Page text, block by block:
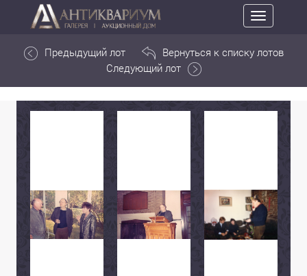
Toggle
navigation
Предыдущий лот
Вернуться к списку лотов
Следующий лот